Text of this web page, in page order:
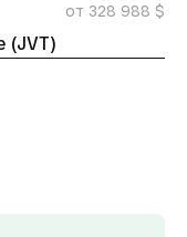
от 328 988 $
(JVT)